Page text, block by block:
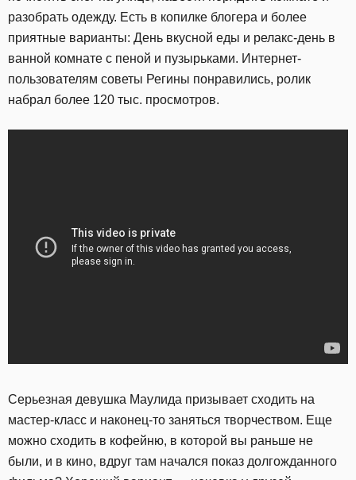
разобрать одежду. Есть в копилке блогера и более
приятные варианты: День вкусной еды и релакс-день в
ванной комнате с пеной и пузырьками. Интернет-
пользователям советы Регины понравились, ролик
набрал более 120 тыс. просмотров.
Серьезная девушка Маулида призывает сходить на
мастер-класс и наконец-то заняться творчеством. Еще
можно сходить в кофейню, в которой вы раньше не
были, и в кино, вдруг там начался показ долгожданного